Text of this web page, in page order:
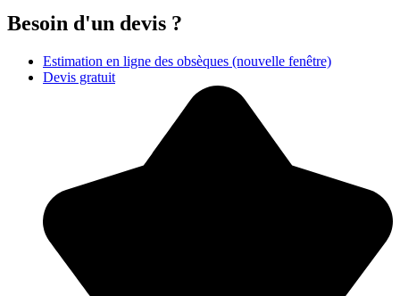
Besoin d'un devis ?
Estimation en ligne des obsèques (nouvelle fenêtre)
Devis gratuit